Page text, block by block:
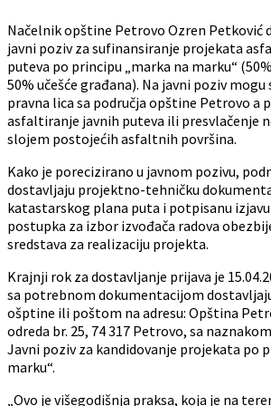
Načelnik opštine Petrovo Ozren Petković
javni poziv za sufinansiranje projekata
puteva po principu „marka na marku“
50% učešće građana). Na javni poziv
pravna lica sa područja opštine Petrovo a
asfaltiranje javnih puteva ili presvlačenje
slojem postojećih asfaltnih površina.
Kako je porecizirano u javnom pozivu,
dostavljaju projektno-tehničku
katastarskog plana puta i potpisanu
postupka za izbor izvođača radova
sredstava za realizaciju projekta.
Krajnji rok za dostavljanje prijava je
sa potrebnom dokumentacijom
ošptine ili poštom na adresu: Opština
odreda br. 25, 74 317 Petrovo, sa
Javni poziv za kandidovanje projekata po
marku“.
„Ovo je višegodišnja praksa, koja je na